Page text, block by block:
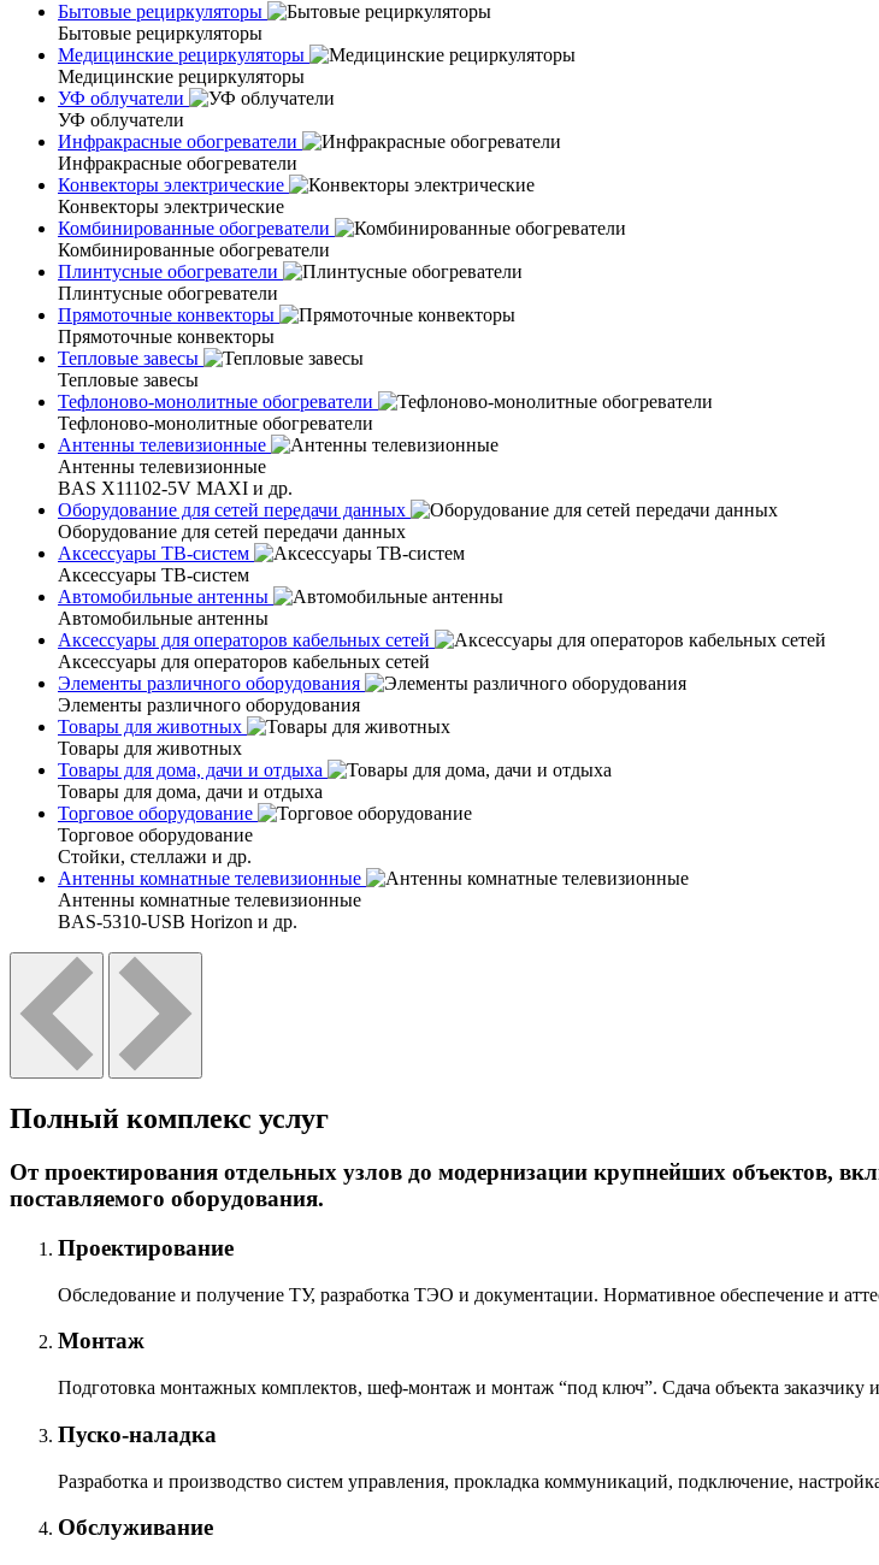
Бытовые рециркуляторы
Бытовые рециркуляторы
Медицинские рециркуляторы
Медицинские рециркуляторы
УФ облучатели
УФ облучатели
Инфракрасные обогреватели
Инфракрасные обогреватели
Конвекторы электрические
Конвекторы электрические
Комбинированные обогреватели
Комбинированные обогреватели
Плинтусные обогреватели
Плинтусные обогреватели
Прямоточные конвекторы
Прямоточные конвекторы
Тепловые завесы
Тепловые завесы
Тефлоново-монолитные обогреватели
Тефлоново-монолитные обогреватели
Антенны телевизионные
Антенны телевизионные
BAS X11102-5V MAXI и др.
Оборудование для сетей передачи данных
Оборудование для сетей передачи данных
Аксессуары ТВ-систем
Аксессуары ТВ-систем
Автомобильные антенны
Автомобильные антенны
Аксессуары для операторов кабельных сетей
Аксессуары для операторов кабельных сетей
Элементы различного оборудования
Элементы различного оборудования
Товары для животных
Товары для животных
Товары для дома, дачи и отдыха
Товары для дома, дачи и отдыха
Торговое оборудование
Торговое оборудование
Стойки, стеллажи и др.
Антенны комнатные телевизионные
Антенны комнатные телевизионные
BAS-5310-USB Horizon и др.
Полный комплекс услуг
От проектирования отдельных узлов до модернизации крупнейших объектов,
поставляемого оборудования.
Проектирование
Обследование и получение ТУ, разработка ТЭО и документации. Нормативное обеспечение и
Монтаж
Подготовка монтажных комплектов, шеф-монтаж и монтаж “под ключ”. Сдача объекта заказчику
Пуско-наладка
Разработка и производство систем управления, прокладка коммуникаций, подключение,
Обслуживание